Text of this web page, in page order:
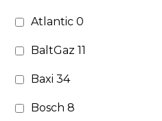
Atlantic0
BaltGaz11
Baxi34
Bosch8